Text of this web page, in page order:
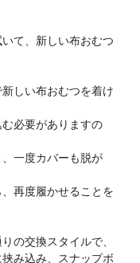
て、新しい布おむつ
しい布おむつを着け
必要がありますの
一度カバーも脱が
再度履かせることを
の交換スタイルで、
み込み、スナップボ